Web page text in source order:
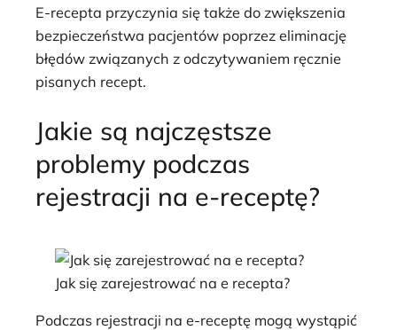
E-recepta przyczynia się także do zwiększenia
bezpieczeństwa pacjentów poprzez eliminację
błędów związanych z odczytywaniem ręcznie
pisanych recept.
Jakie są najczęstsze
problemy podczas
rejestracji na e-receptę?
Jak się zarejestrować na e recepta?
Podczas rejestracji na e-receptę mogą wystąpić